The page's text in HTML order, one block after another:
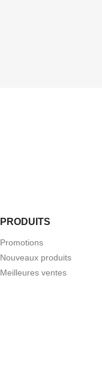
PRODUITS
Promotions
Nouveaux produits
Meilleures ventes